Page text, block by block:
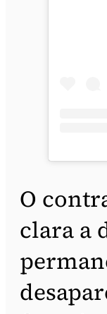
O
clara a